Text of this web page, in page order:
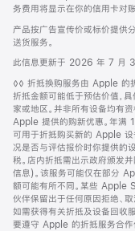
务费用将显示在你的信用卡对
产品按广告宣传价或标价提供
送货服务。
此信息更新于 2026 年 7 月
脚
注
◊◊ 折抵换购服务由 Apple 的
折抵金额可能低于预估价值，
家或地区。并非所有设备均有
Apple 提供的购新优惠。年满
可用于折抵购买新的 Apple 设
况是否与评估报价时你提供的
税。店内折抵需出示政府颁发
信息)。该服务可能仅在部分
额可能有所不同。某些 Apple
伙伴保留出于任何原因拒绝、
如需获得有关折抵及设备回收
要遵守 Apple 的折抵服务合作